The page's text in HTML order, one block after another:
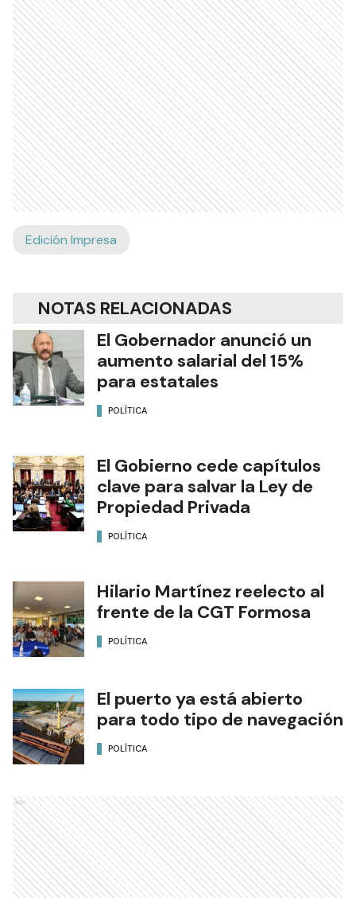
Edición Impresa
NOTAS RELACIONADAS
El Gobernador anunció un
aumento salarial del 15%
para estatales
POLÍTICA
El Gobierno cede capítulos
clave para salvar la Ley de
Propiedad Privada
POLÍTICA
Hilario Martínez reelecto al
frente de la CGT Formosa
POLÍTICA
El puerto ya está abierto
para todo tipo de navegación
POLÍTICA
Ads